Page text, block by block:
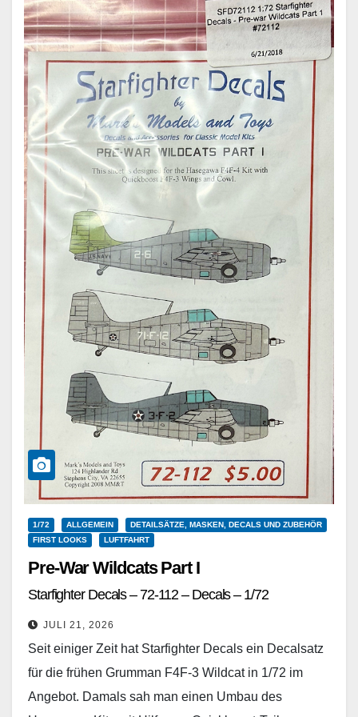
1/72 ALLGEMEIN
DETAILSÄTZE, MASKEN, DECALS UND ZUBEHÖR
FIRST LOOKS
LUFTFAHRT
Pre-War Wildcats Part I
Starfighter Decals – 72-112 – Decals – 1/72
JULI 21, 2026
Seit einiger Zeit hat Starfighter Decals ein Decalsatz
für die frühen Grumman F4F-3 Wildcat in 1/72 im
Angebot. Damals sah man einen Umbau des